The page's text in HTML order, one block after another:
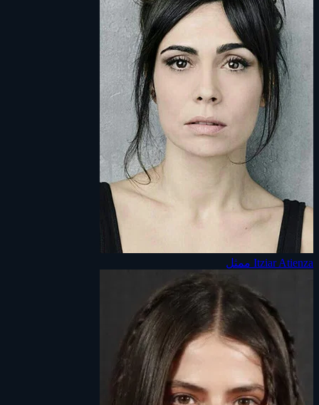
Itziar Atienza ممثل